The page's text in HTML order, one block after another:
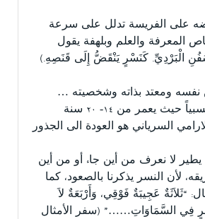
على الفريسة تدلل على سرعة
المعرفة والعلم وبلهفة يقول
الْبَرْدِيِّ. كَنَسْرٍ يَنْقَضُّ إِلَى قَنَصِهِ.)
السرياني هو العودة الى الجذور
يطير لا نعرف من أين جاء أو من أين
لأن النسر يذكرنا بالصعود، كما
“ثَلاَثَةٌ عَجِيبَةٌ فَوْقِي، وَأَرْبَعَةٌ لاَ
فِي السَّمَاوَاتِ……” (سفر الأمثال